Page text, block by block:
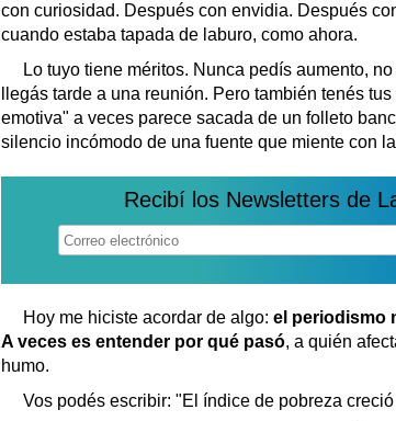
con curiosidad. Después con envidia. Después
cuando estaba tapada de laburo, como ahora.
Lo tuyo tiene méritos. Nunca pedís aumento,
llegás tarde a una reunión. Pero también tenés
emotiva" a veces parece sacada de un folleto
silencio incómodo de una fuente que miente con
Recibí los Newsletters de
Hoy me hiciste acordar de algo: el periodismo
A veces es entender por qué pasó, a quién
humo.
Vos podés escribir: "El índice de pobreza